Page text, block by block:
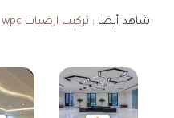
شاهد أيضا : تركيب ارضيات wpc